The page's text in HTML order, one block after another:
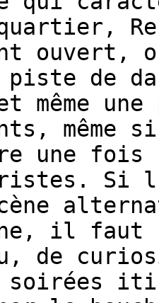
ouvert,
piste de
même
une fois
Si
il faut
de
soirées